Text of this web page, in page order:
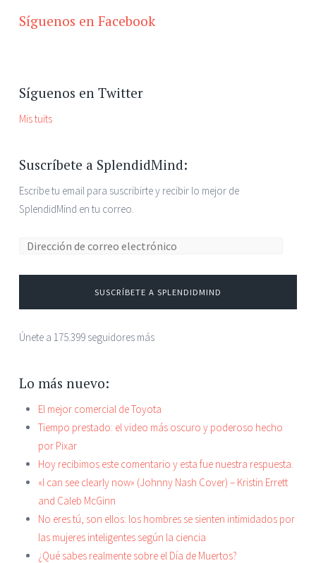
Síguenos en Facebook
Síguenos en Twitter
Mis tuits
Suscríbete a SplendidMind:
Escribe tu email para suscribirte y recibir lo mejor de
SplendidMind en tu correo.
SUSCRÍBETE A SPLENDIDMIND
Únete a 175.399 seguidores más
Lo más nuevo:
El mejor comercial de Toyota
Tiempo prestado: el video más oscuro y poderoso hecho
por Pixar
Hoy recibimos este comentario y esta fue nuestra respuesta.
«I can see clearly now» (Johnny Nash Cover) – Kristin Errett
and Caleb McGinn
No eres tú, son ellos: los hombres se sienten intimidados por
las mujeres inteligentes según la ciencia
¿Qué sabes realmente sobre el Día de Muertos?